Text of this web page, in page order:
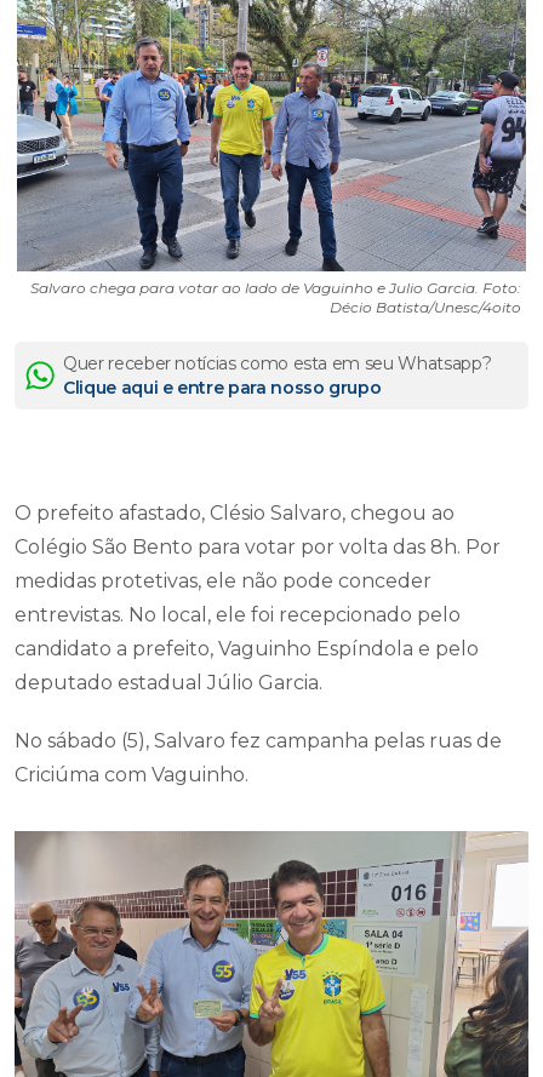
Salvaro chega para votar ao lado de Vaguinho e Julio Garcia. Foto:
Décio Batista/Unesc/4oito
Quer receber notícias como esta em seu Whatsapp?
Clique aqui e entre para nosso grupo
O prefeito afastado, Clésio Salvaro, chegou ao
Colégio São Bento para votar por volta das 8h. Por
medidas protetivas, ele não pode conceder
entrevistas. No local, ele foi recepcionado pelo
candidato a prefeito, Vaguinho Espíndola e pelo
deputado estadual Júlio Garcia.
No sábado (5), Salvaro fez campanha pelas ruas de
Criciúma com Vaguinho.